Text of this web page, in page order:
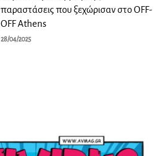
παραστάσεις που ξεχώρισαν στο OFF-
OFF Athens
28/04/2025